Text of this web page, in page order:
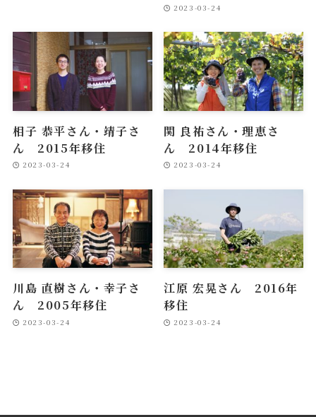
2023-03-24
相子 恭平さん・靖子さ
ん 2015年移住
2023-03-24
関 良祐さん・理恵さ
ん 2014年移住
2023-03-24
川島 直樹さん・幸子さ
ん 2005年移住
2023-03-24
江原 宏晃さん 2016年
移住
2023-03-24